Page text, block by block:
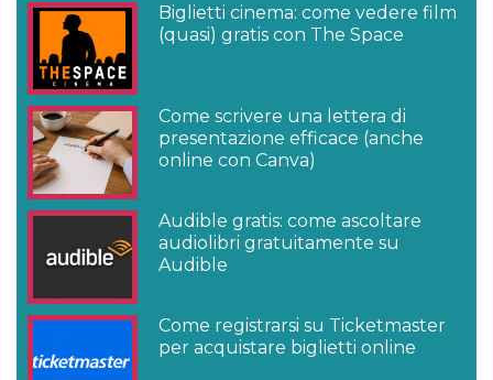
Biglietti cinema: come vedere film
(quasi) gratis con The Space
Come scrivere una lettera di
presentazione efficace (anche
online con Canva)
Audible gratis: come ascoltare
audiolibri gratuitamente su
Audible
Come registrarsi su Ticketmaster
per acquistare biglietti online